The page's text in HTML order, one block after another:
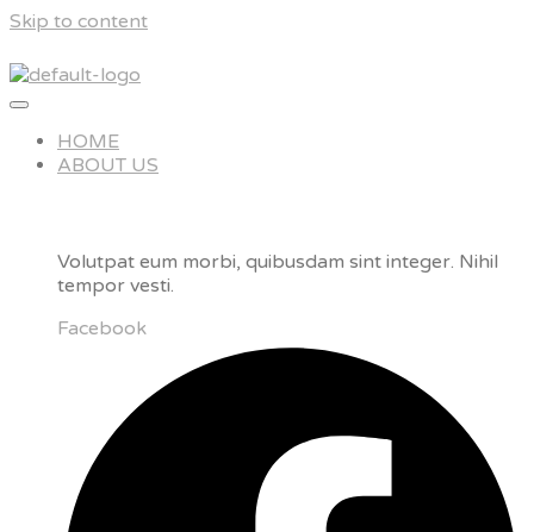
Skip to content
HOME
ABOUT US
Volutpat eum morbi, quibusdam sint integer. Nihil
tempor vesti.
Facebook